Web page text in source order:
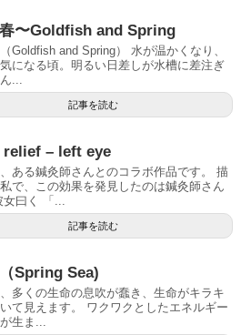
〜Goldfish and Spring
Goldfish and Spring） 水が温かくなり、
になる頃。明るい日差しが水槽に差注ぎ
...
記事を読む
relief – left eye
ある鍼灸師さんとのコラボ作品です。 描
で、この効果を発見したのは鍼灸師さん
曰く 「...
記事を読む
Spring Sea)
多くの生命の息吹が蠢き、生命がキラキ
て見えます。 ワクワクとしたエネルギー
生ま...